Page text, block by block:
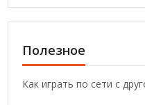
:
Полезное
Как играть по сети с